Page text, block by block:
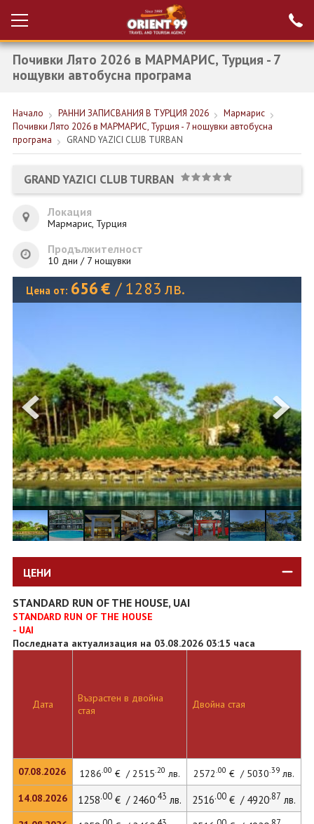
Вход за агенти
Проверка на
резервация
НОВА ГОДИНА ТУРЦИЯ
НОВА ГОДИНА
ПОЧИВКИ
КРУИЗИ
ЕКЗОТИКА
ФИРМЕНИ ДОКУМЕНТИ
0700 144 34 Запитване
ПОСЛЕДВАЙТЕ НИ
Почивки Лято 2026 в МАРМАРИС, Турция - 7
нощувки автобусна програма
Начало РАННИ ЗАПИСВАНИЯ В ТУРЦИЯ 2026
Мармарис
Почивки Лято 2026 в МАРМАРИС, Турция - 7 нощувки автобусна
програма
GRAND YAZICI CLUB TURBAN
GRAND YAZICI CLUB TURBAN
Локация
Мармарис, Турция
Продължителност
10 дни / 7 нощувки
Цена от: 656€ / 1283 лв.
ЦЕНИ
STANDARD RUN OF THE HOUSE, UAI
STANDARD RUN OF THE HOUSE
- UAI
Последната актуализация на 03.08.2026 03:15 часа
Дата
07.08.2026
14.08.2026
Възрастен в двойна
стая
Двойна стая
1286.00 € / 2515.20 лв. 2572.00 € / 5030.39лв.
1258.00€ / 2460.43 лв. 2516.00€ / 4920.87 лв.